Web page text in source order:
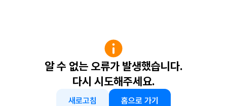
알 수 없는 오류가 발생했습니다.
다시 시도해주세요.
새로고침 홈으로 가기